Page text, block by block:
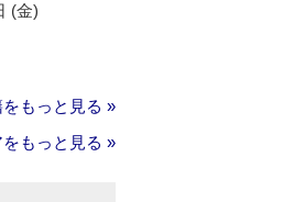
(金)
もっと見る »
もっと見る »